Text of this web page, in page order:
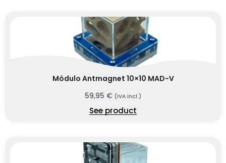
Módulo Antmagnet 10×10 MAD-V
59,95 € (IVA incl.)
See product